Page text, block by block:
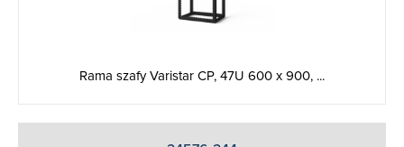
Rama szafy Varistar CP, 47U 600 x 900, ...